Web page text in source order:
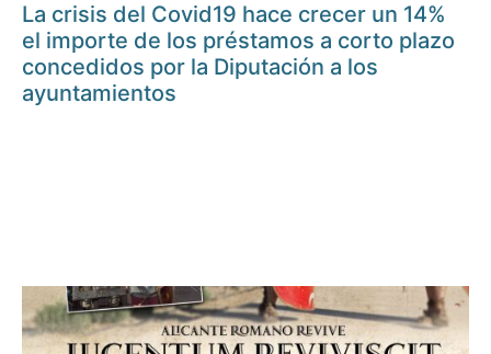
La crisis del Covid19 hace crecer un 14%
el importe de los préstamos a corto plazo
concedidos por la Diputación a los
ayuntamientos